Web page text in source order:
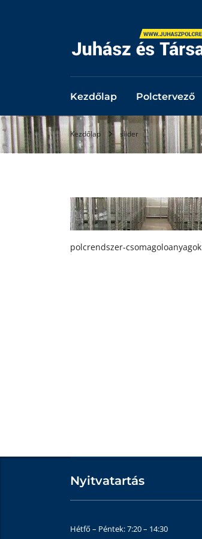
Kezdőlap Polctervező
Kezdőlap slider
polcrendszer-csomagoloanyagok
Nyitvatartás
Hétfő – Péntek: 7:20 – 14:30